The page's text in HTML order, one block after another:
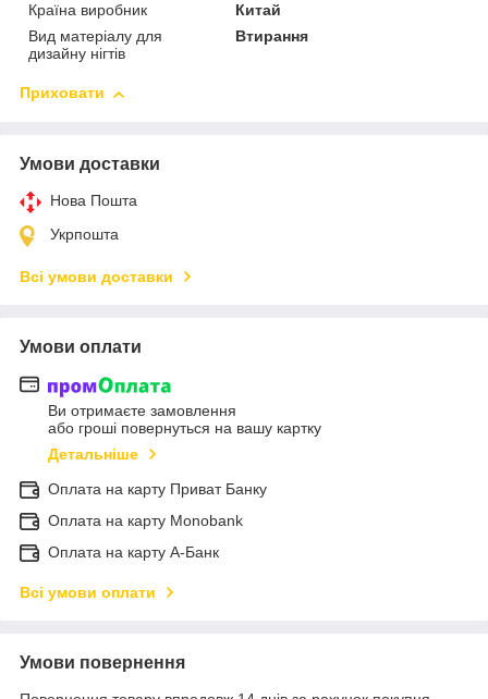
Країна виробник
Китай
Вид матеріалу для
дизайну нігтів
Втирання
Приховати
Умови доставки
Нова Пошта
Укрпошта
Всі умови доставки
Умови оплати
Ви отримаєте замовлення
або гроші повернуться на вашу картку
Детальніше
Оплата на карту Приват Банку
Оплата на карту Monobank
Оплата на карту А-Банк
Всі умови оплати
Умови повернення